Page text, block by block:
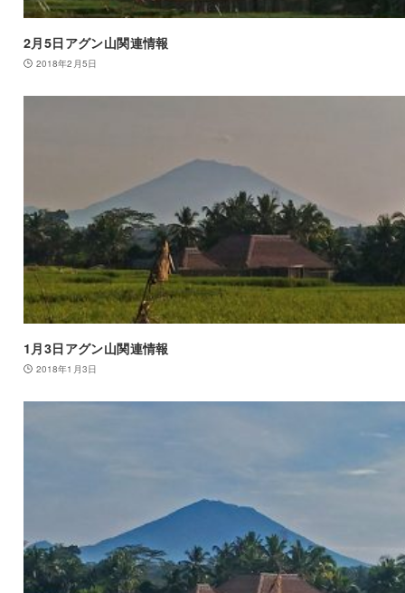
2月5日アグン山関連情報
2018年2月5日
1月3日アグン山関連情報
2018年1月3日